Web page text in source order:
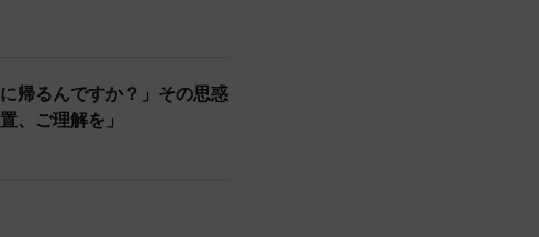
動かなくなれば、脳に酸
養が行かなくなり、死に近
下すると言われています。
帰るんですか？」その思惑
、ご理解を」